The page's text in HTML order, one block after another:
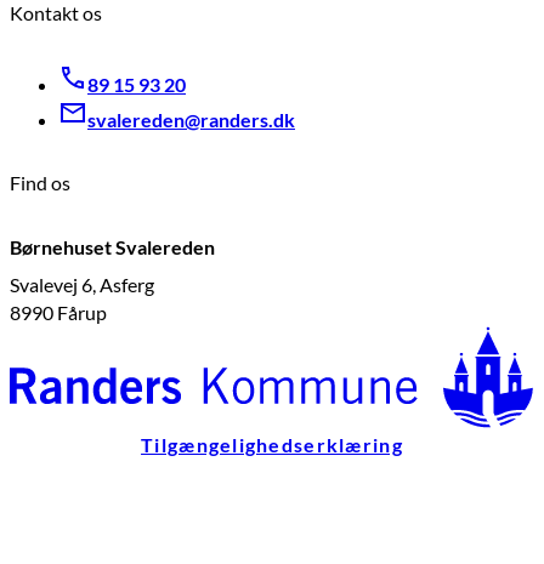
Kontakt os
89 15 93 20
svalereden@randers.dk
Find os
Børnehuset Svalereden
Svalevej 6, Asferg
8990 Fårup
Tilgængelighedserklæring